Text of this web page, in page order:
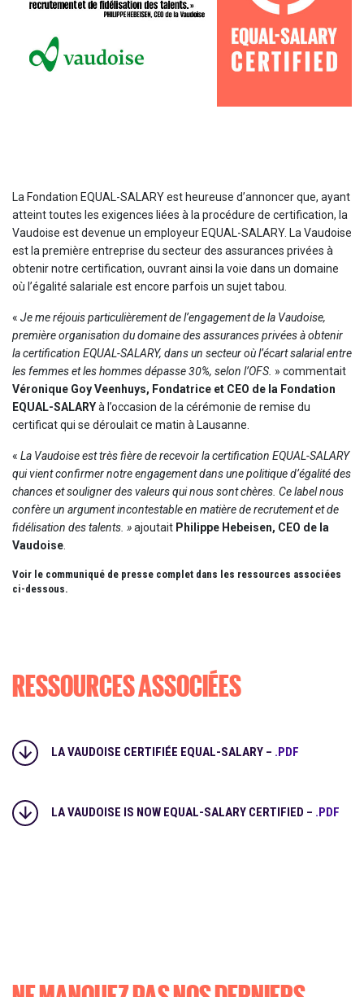
La Fondation EQUAL-SALARY est heureuse d’annoncer que, ayant
atteint toutes les exigences liées à la procédure de certification, la
Vaudoise est devenue un employeur EQUAL-SALARY. La Vaudoise
est la première entreprise du secteur des assurances privées à
obtenir notre certification, ouvrant ainsi la voie dans un domaine
où l’égalité salariale est encore parfois un sujet tabou.
« Je me réjouis particulièrement de l’engagement de la Vaudoise,
première organisation du domaine des assurances privées à obtenir
la certification EQUAL-SALARY, dans un secteur où l’écart salarial entre
les femmes et les hommes dépasse 30%, selon l’OFS. » commentait
Véronique Goy Veenhuys, Fondatrice et CEO de la Fondation
EQUAL-SALARYà l’occasion de la cérémonie de remise du
certificat qui se déroulait ce matin à Lausanne.
« La Vaudoise est très fière de recevoir la certification EQUAL-SALARY
qui vient confirmer notre engagement dans une politique d’égalité des
chances et souligner des valeurs qui nous sont chères. Ce label nous
confère un argument incontestable en matière de recrutement et de
fidélisation des talents. »ajoutait Philippe Hebeisen, CEO de la
Vaudoise
Voir le communiqué de presse complet dans les ressources associées
ci-dessous.
RESSOURCES ASSOCIÉES
LA VAUDOISE CERTIFIÉE EQUAL-SALARY – .PDF
LA VAUDOISE IS NOW EQUAL-SALARY CERTIFIED – .PDF